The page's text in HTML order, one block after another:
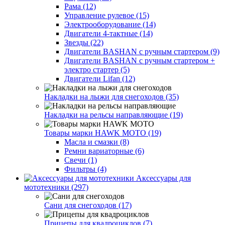
Рама (12)
Управление рулевое (15)
Электрооборудование (14)
Двигатели 4-тактные (14)
Звезды (22)
Двигатели BASHAN с ручным стартером (9)
Двигатели BASHAN с ручным стартером +
электро стартер (5)
Двигатели Lifan (12)
Накладки на лыжи для снегоходов (35)
Накладки на рельсы направляющие (19)
Товары марки HAWK MOTO (19)
Масла и смазки (8)
Ремни вариаторные (6)
Свечи (1)
Фильтры (4)
Аксессуары для
мототехники (297)
Сани для снегоходов (17)
Прицепы для квадроциклов (7)